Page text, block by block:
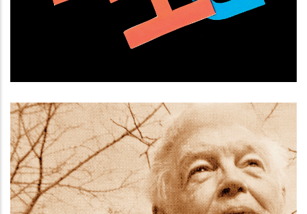
La città e la scuola